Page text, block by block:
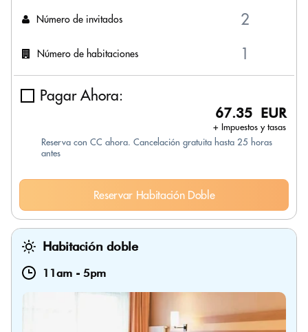
Número de invitados
Número de habitaciones
Pagar Ahora:
67.35 EUR
+ Impuestos y tasas
Reserva con CC ahora. Cancelación gratuita hasta 25 horas
antes
Reservar Habitación Doble
Habitación doble
11am - 5pm